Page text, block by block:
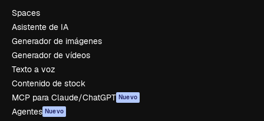
Spaces
Asistente de IA
Generador de imágenes
Generador de vídeos
Texto a voz
Contenido de stock
MCP para Claude/ChatGPT Nuevo
Agentes Nuevo